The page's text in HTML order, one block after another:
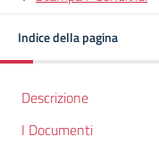
Indice della pagina
Descrizione
I Documenti